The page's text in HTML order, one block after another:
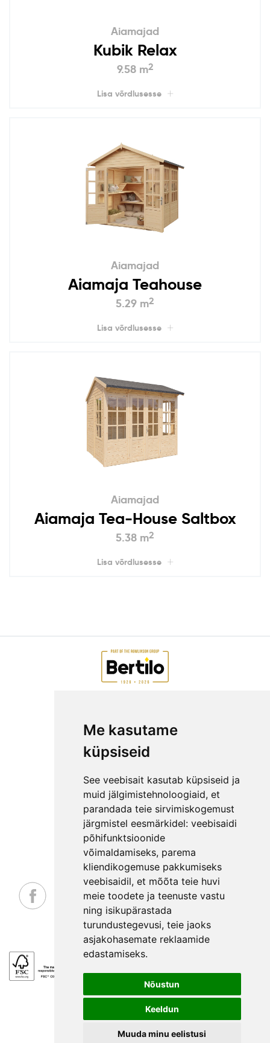
Me kasutame
küpsiseid
See veebisait kasutab küpsiseid ja
muid jälgimistehnoloogiaid, et
parandada teie sirvimiskogemust
järgmistel eesmärkidel: veebisaidi
põhifunktsioonide
võimaldamiseks, parema
kliendikogemuse pakkumiseks
veebisaidil, et mõõta teie huvi
meie toodete ja teenuste vastu
ning isikupärastada
turundustegevusi, teie jaoks
asjakohasemate reklaamide
edastamiseks.
Nõustun
Keeldun
Muuda minu eelistusi
Aiamajad
Kubik Relax
9.58 m2
Lisa võrdlusesse
Aiamajad
Aiamaja Teahouse
5.29 m2
Lisa võrdlusesse
Aiamajad
Aiamaja Tea-House Saltbox
5.38 m2
Lisa võrdlusesse
ETTEVÕTTEST
KKK
KONTAKT
MEESKOND
GARANTIITINGIMUSED
PRIVAATSUSPOLIITIKA
NÕUANDED
LEPINGUST TAGANEMISE AVALDUS
_